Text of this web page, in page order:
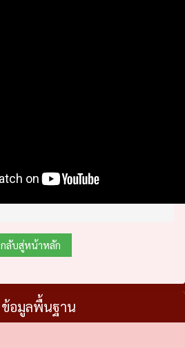
กลับสู่หน้าหลัก
ข้อมูลพื้นฐาน